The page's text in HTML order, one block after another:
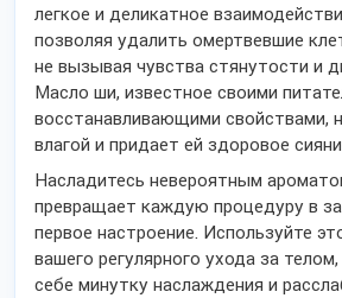
легкое и деликатное
позволяя удалить омертвевшие
не вызывая чувства стянутости и
Масло ши, известное своими
восстанавливающими свойствами,
влагой и придает ей здоровое
Насладитесь невероятным
превращает каждую процедуру в
первое настроение. Используйте
вашего регулярного ухода за
себе минутку наслаждения и